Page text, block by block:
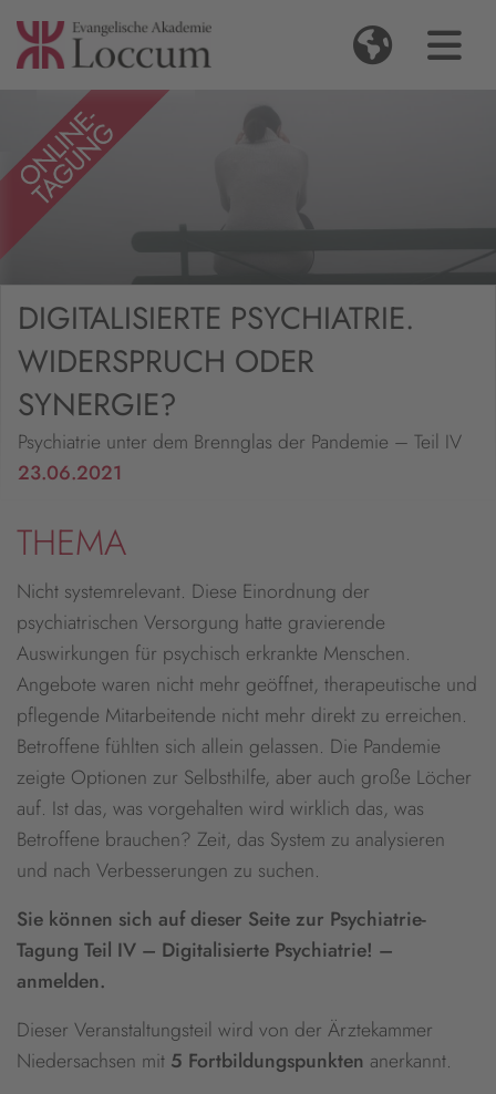
DIGITALISIERTE PSYCHIATRIE.
WIDERSPRUCH ODER
SYNERGIE?
Psychiatrie unter dem Brennglas der Pandemie – Teil IV
23.06.2021
THEMA
Nicht systemrelevant. Diese Einordnung der
psychiatrischen Versorgung hatte gravierende
Auswirkungen für psychisch erkrankte Menschen.
Angebote waren nicht mehr geöffnet, therapeutische und
pflegende Mitarbeitende nicht mehr direkt zu erreichen.
Betroffene fühlten sich allein gelassen. Die Pandemie
zeigte Optionen zur Selbsthilfe, aber auch große Löcher
auf. Ist das, was vorgehalten wird wirklich das, was
Betroffene brauchen? Zeit, das System zu analysieren
und nach Verbesserungen zu suchen.
Sie können sich auf dieser Seite zur Psychiatrie-
Tagung Teil IV – Digitalisierte Psychiatrie! –
anmelden.
Dieser Veranstaltungsteil wird von der Ärztekammer
Niedersachsen mit 5 Fortbildungspunkten anerkannt.